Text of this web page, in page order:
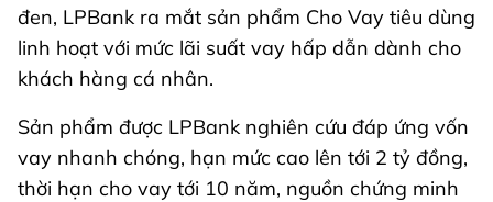
đen, LPBank ra mắt sản phẩm Cho Vay tiêu dùng
linh hoạt với mức lãi suất vay hấp dẫn dành cho
khách hàng cá nhân.
Sản phẩm được LPBank nghiên cứu đáp ứng vốn
vay nhanh chóng, hạn mức cao lên tới 2 tỷ đồng,
thời hạn cho vay tới 10 năm, nguồn chứng minh